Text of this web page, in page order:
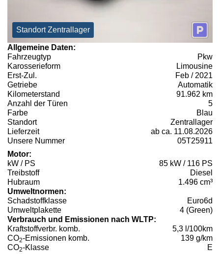
Standort Zentrallager
Allgemeine Daten:
Fahrzeugtyp
Pkw
Karosserieform
Limousine
Erst-Zul.
Feb / 2021
Getriebe
Automatik
Kilometerstand
91.962 km
Anzahl der Türen
5
Farbe
Blau
Standort
Zentrallager
Lieferzeit
ab ca. 11.08.2026
Unsere Nummer
05T25911
Motor:
kW / PS
85 kW / 116 PS
Treibstoff
Diesel
Hubraum
1.496 cm³
Umweltnormen:
Schadstoffklasse
Euro6d
Umweltplakette
4 (Green)
Verbrauch und Emissionen nach WLTP:
Kraftstoffverbr. komb.
5,3 l/100km
CO2-Emissionen komb.
139 g/km
CO2-Klasse E